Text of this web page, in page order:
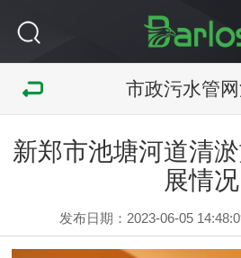
市政污水管
新郑市池塘河道清
展情况
发布日期：2023-06-05